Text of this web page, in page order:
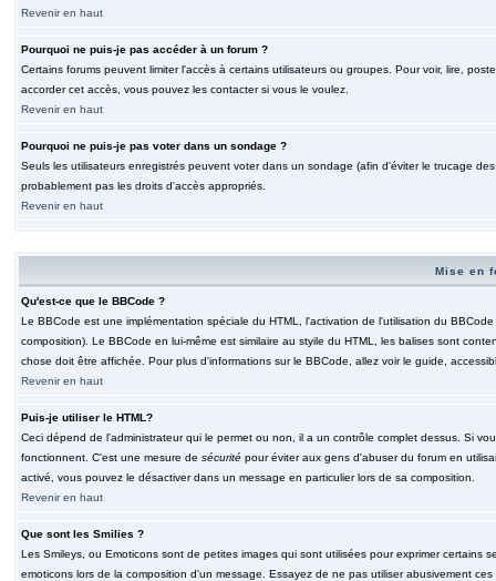
Revenir en haut
Pourquoi ne puis-je pas accéder à un forum ?
Certains forums peuvent limiter l'accès à certains utilisateurs ou groupes. Pour voir, lire,
accorder cet accès, vous pouvez les contacter si vous le voulez.
Revenir en haut
Pourquoi ne puis-je pas voter dans un sondage ?
Seuls les utilisateurs enregistrés peuvent voter dans un sondage (afin d'éviter le trucage
probablement pas les droits d'accès appropriés.
Revenir en haut
Mise en
Qu'est-ce que le BBCode ?
Le BBCode est une implémentation spéciale du HTML, l'activation de l'utilisation du
composition). Le BBCode en lui-même est similaire au styile du HTML, les balises sont
chose doit être affichée. Pour plus d'informations sur le BBCode, allez voir le guide,
Revenir en haut
Puis-je utiliser le HTML?
Ceci dépend de l'administrateur qui le permet ou non, il a un contrôle complet dessus. Si
fonctionnent. C'est une mesure de sécuritépour éviter aux gens d'abuser du forum en
activé, vous pouvez le désactiver dans un message en particulier lors de sa composition.
Revenir en haut
Que sont les Smilies ?
Les Smileys, ou Emoticons sont de petites images qui sont utilisées pour exprimer certains
emoticons lors de la composition d'un message. Essayez de ne pas utiliser abusivement